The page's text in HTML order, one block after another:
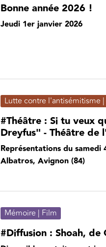
Bonne année 2026 !
Jeudi 1er janvier 2026
Lutte contre l'antisémitisme
#Théâtre : Si tu veux
Dreyfus" - Théâtre de
Représentations du
Albatros, Avignon (84)
Mémoire | Film
#Diffusion : Shoah, de